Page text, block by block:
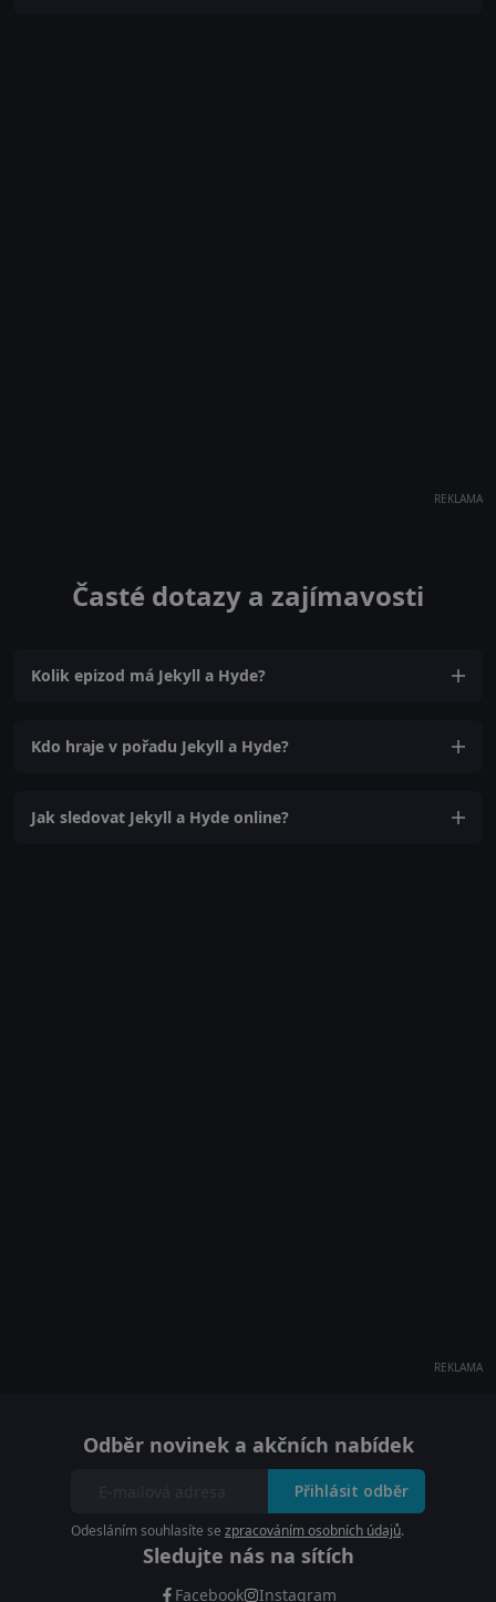
REKLAMA
Časté dotazy a zajímavosti
Kolik epizod má Jekyll a Hyde?
Kdo hraje v pořadu Jekyll a Hyde?
Jak sledovat Jekyll a Hyde online?
REKLAMA
Odběr novinek a akčních nabídek
Přihlásit odběr
Odesláním souhlasíte se zpracováním osobních údajů.
Sledujte nás na sítích
Facebook Instagram